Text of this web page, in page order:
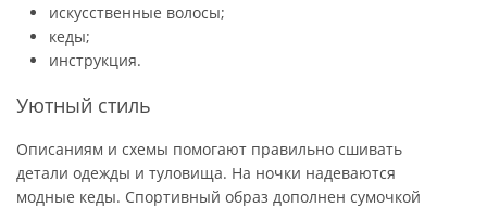
искусственные волосы;
кеды;
инструкция.
Уютный стиль
Описаниям и схемы помогают правильно сшивать
детали одежды и туловища. На ночки надеваются
модные кеды. Спортивный образ дополнен сумочкой